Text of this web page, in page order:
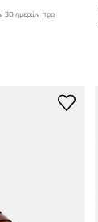
30 ημερών προ